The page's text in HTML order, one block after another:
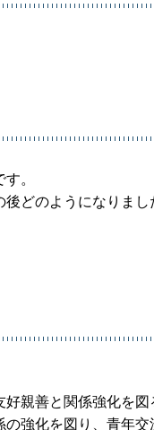
。
どのようになりまし
親善と関係強化を図
強化を図り、青年交